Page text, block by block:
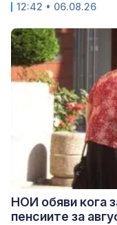
12:42 • 06.08.26
НОИ обяви кога
пенсиите за